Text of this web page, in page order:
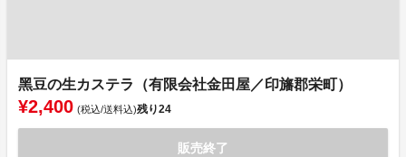
⿊豆の⽣カステラ（有限会社⾦⽥屋／印旛郡栄町）
¥2,400 (税込/送料込)残り24
販売終了